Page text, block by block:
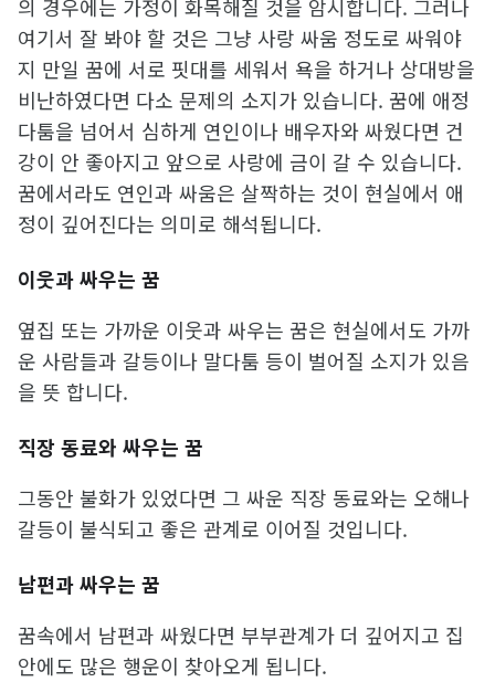
의 경우에는 가정이 화목해질 것을 암시합니다. 그러나
여기서 잘 봐야 할 것은 그냥 사랑 싸움 정도로 싸워야
지 만일 꿈에 서로 핏대를 세워서 욕을 하거나 상대방을
비난하였다면 다소 문제의 소지가 있습니다. 꿈에 애정
다툼을 넘어서 심하게 연인이나 배우자와 싸웠다면 건
강이 안 좋아지고 앞으로 사랑에 금이 갈 수 있습니다.
꿈에서라도 연인과 싸움은 살짝하는 것이 현실에서 애
정이 깊어진다는 의미로 해석됩니다.
이웃과 싸우는 꿈
옆집 또는 가까운 이웃과 싸우는 꿈은 현실에서도 가까
운 사람들과 갈등이나 말다툼 등이 벌어질 소지가 있음
을 뜻 합니다.
직장 동료와 싸우는 꿈
그동안 불화가 있었다면 그 싸운 직장 동료와는 오해나
갈등이 불식되고 좋은 관계로 이어질 것입니다.
남편과 싸우는 꿈
꿈속에서 남편과 싸웠다면 부부관계가 더 깊어지고 집
안에도 많은 행운이 찾아오게 됩니다.